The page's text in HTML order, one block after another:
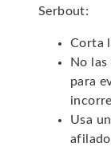
Serbout:
Corta
No
para
Usa